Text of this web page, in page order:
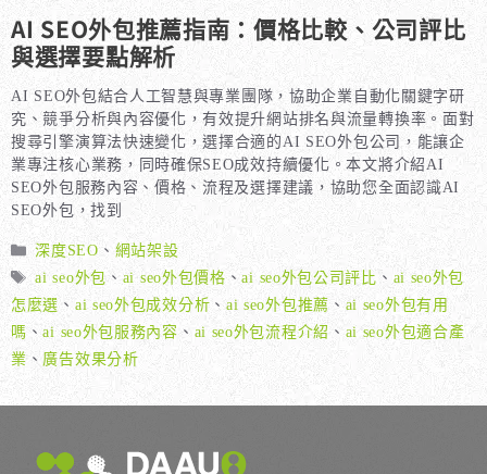
AI SEO外包推薦指南：價格比較、公司評比
與選擇要點解析
AI SEO外包結合人工智慧與專業團隊，協助企業自動化關鍵字研
究、競爭分析與內容優化，有效提升網站排名與流量轉換率。面對
搜尋引擎演算法快速變化，選擇合適的AI SEO外包公司，能讓企
業專注核心業務，同時確保SEO成效持續優化。本文將介紹AI
SEO外包服務內容、價格、流程及選擇建議，協助您全面認識AI
SEO外包，找到
分
類
深度SEO 、 網站架設
標
籤
ai seo外包 、 ai seo外包價格 、ai seo外包公司評比 、 ai seo外包
怎麼選 、 ai seo外包成效分析 、ai seo外包推薦 、 ai seo外包有用
嗎 、ai seo外包服務內容 、 ai seo外包流程介紹 、 ai seo外包適合產
業 、 廣告效果分析